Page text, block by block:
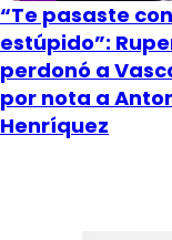
“Te pasaste
estúpido”:
perdonó a
por nota a
Henríquez